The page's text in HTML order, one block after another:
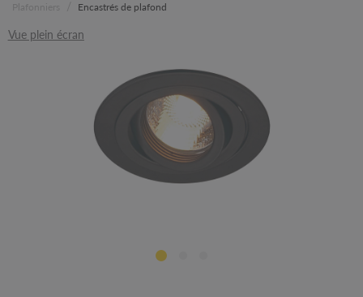
Encastrés de plafond
Vue plein écran